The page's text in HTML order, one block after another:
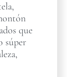
que
súper